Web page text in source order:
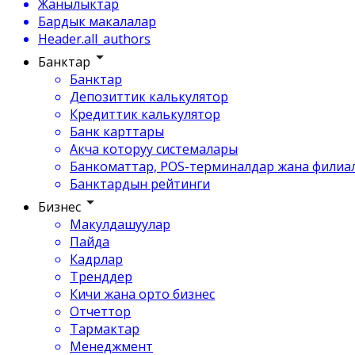
Жанылыктар
Бардык макалалар
Header.all_authors
Банктар
Банктар
Депозиттик калькулятор
Кредиттик калькулятор
Банк карттары
Акча которуу системалары
Банкоматтар, POS-терминалдар жана
Банктардын рейтинги
Бизнес
Макулдашуулар
Пайда
Кадрлар
Тренддер
Кичи жана орто бизнес
Отчеттор
Тармактар
Менеджмент